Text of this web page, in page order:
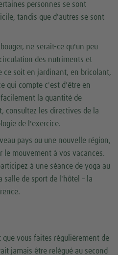
personnes se sont
tandis que d'autres se sont
ne serait-ce qu'un peu
des nutriments et
ce soit en jardinant, en bricolant,
qui compte c'est d'être en
la quantité de
consultez les directives de la
de l'exercice.
pays ou une nouvelle région,
le mouvement à vos vacances.
à une séance de yoga au
salle de sport de l'hôtel – la
vous faites régulièrement de
jamais être relégué au second